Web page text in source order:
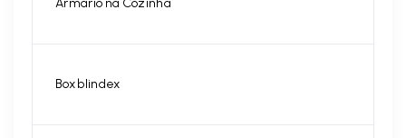
Armário na Cozinha
Box blindex